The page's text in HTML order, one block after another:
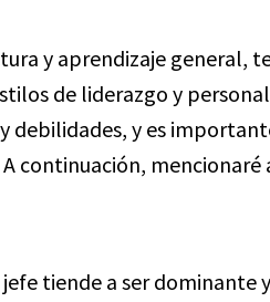
y aprendizaje general,
de liderazgo y
debilidades, y es
continuación,
tiende a ser dominante